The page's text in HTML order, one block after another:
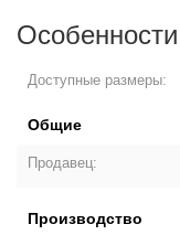
Особенности
Доступные размеры:
Общие
Продавец:
Производство